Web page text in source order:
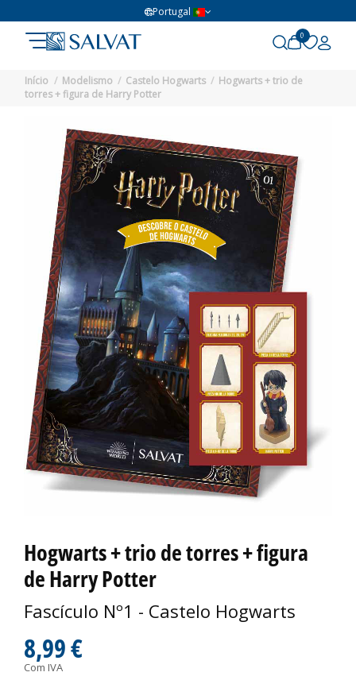
Portugal
0
Início Modelismo Castelo Hogwarts
Hogwarts + trio de
torres + figura de Harry Potter
Hogwarts + trio de torres + figura
de Harry Potter
Fascículo Nº1 - Castelo Hogwarts
8,99 €
Com IVA